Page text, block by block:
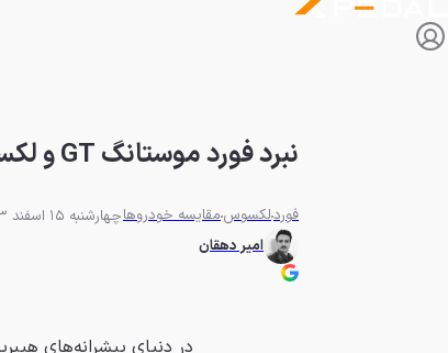
نبرد فورد موستانگ GT و لکسوس RC F، آخرین سمفونی V8 تنفس طبیعی
فوردلکسوسمقایسه خودروهاچهارشنبه 15 اسفند 1403 - 06:30
امیر دهقان